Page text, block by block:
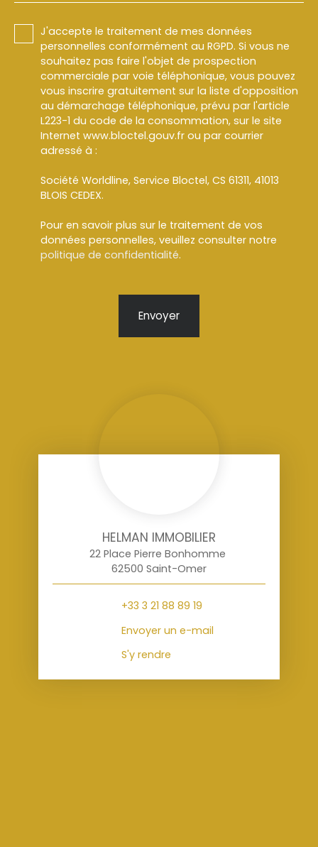
J'accepte le traitement de mes données
personnelles conformément au RGPD. Si vous ne
souhaitez pas faire l'objet de prospection
commerciale par voie téléphonique, vous pouvez
vous inscrire gratuitement sur la liste d'opposition
au démarchage téléphonique, prévu par l'article
L223-1 du code de la consommation, sur le site
Internet www.bloctel.gouv.fr ou par courrier
adressé à :
Société Worldline, Service Bloctel, CS 61311, 41013
BLOIS CEDEX.
Pour en savoir plus sur le traitement de vos
données personnelles, veuillez consulter notre
politique de confidentialité.
Envoyer
HELMAN IMMOBILIER
22 Place Pierre Bonhomme
62500 Saint-Omer
+33 3 21 88 89 19
Envoyer un e-mail
S'y rendre